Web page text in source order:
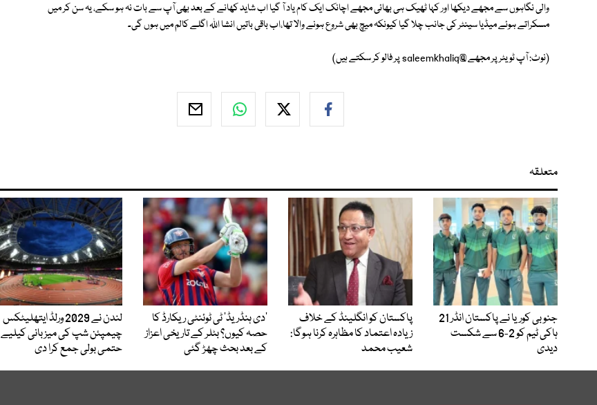
والی نگاہوں سے مجھے دیکھا اور کہا ٹھیک ہی بھائی مجھے اچانک ایک کام یاد آ گیا اب شاید کھانے کے بعد بھی آپ سے بات نہ ہو سکے، یہ سن کر میں
مسکراتے ہوئے میڈیا سینٹر کی جانب چلا گیا کیونکہ میچ بھی شروع ہونے والا تھا،اب باقی باتیں انشا اللہ اگلے کالم میں ہوں گی۔
(نوٹ: آپ ٹویٹر پر مجھے @saleemkhaliq پر فالو کر سکتے ہیں)
متعلقہ
جنوبی کوریا نے پاکستان انڈر 21
ہاکی ٹیم کو 2-6 سے شکست
دیدی
پاکستان کو انگلینڈ کے خلاف
زیادہ اعتماد کا مظاہرہ کرنا ہوگا:
شعیب محمد
’دی ہنڈریڈ‘ ٹی ٹوئنٹی ریکارڈ کا
حصہ کیوں؟ بٹلر کے تاریخی اعزاز
کے بعد بحث چھڑ گئی
لندن نے 2029 ورلڈ ایتھلیٹکس
چیمپئن شپ کی میزبانی کیلیے
حتمی بولی جمع کرا دی